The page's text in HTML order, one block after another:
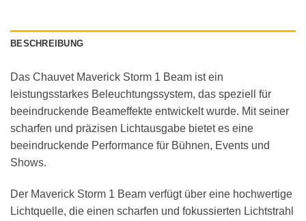
BESCHREIBUNG
Das Chauvet Maverick Storm 1 Beam ist ein
leistungsstarkes Beleuchtungssystem, das speziell für
beeindruckende Beameffekte entwickelt wurde. Mit seiner
scharfen und präzisen Lichtausgabe bietet es eine
beeindruckende Performance für Bühnen, Events und
Shows.
Der Maverick Storm 1 Beam verfügt über eine hochwertige
Lichtquelle, die einen scharfen und fokussierten Lichtstrahl